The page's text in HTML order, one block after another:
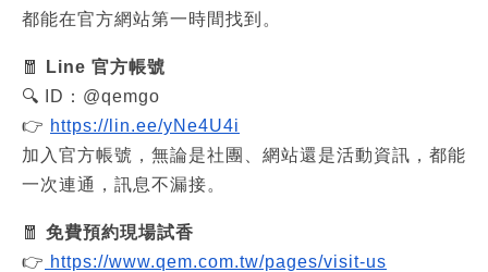
都能在官方網站第一時間找到。
🧧
Line 官方帳號
🔍 ID：@qemgo
👉 https://lin.ee/yNe4U4i
加入官方帳號，無論是社團、網站還是活動資訊，都能
一次連通，訊息不漏接。
🧧 免費預約現場試香
👉 https://www.qem.com.tw/pages/visit-us